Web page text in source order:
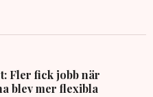
Fler fick jobb när
blev mer flexibla